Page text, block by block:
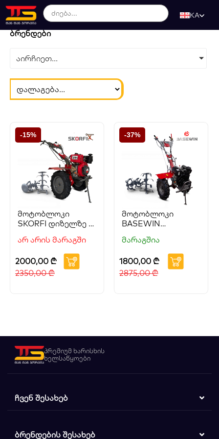
KA
ბრენდები
აირჩიეთ...
-15%
მოტობლოკი
SKORFI დიზელზე 9
არ არის მარაგში
2000,00 ₾
2350,00₾
-37%
მოტობლოკი
BASEWIN
მარაგშია
1800,00 ₾
2875,00₾
პრემიუმ ხარისხის
ხელსაწყოები
ᲩᲕᲔᲜ ᲨᲔᲡᲐᲮᲔᲑ
ᲑᲠᲔᲜᲓᲔᲑᲘᲡ ᲨᲔᲡᲐᲮᲔᲑ